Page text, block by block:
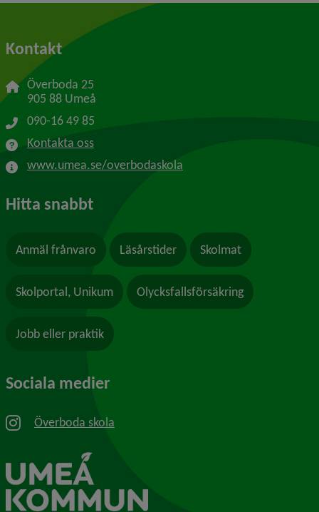
Kontakt
Överboda 25
905 88 Umeå
090-16 49 85
Kontakta oss
www.umea.se/overbodaskola
Hitta snabbt
Anmäl frånvaro Läsårstider Skolmat
Skolportal, Unikum Olycksfallsförsäkring
Jobb eller praktik
Sociala medier
Överboda skola